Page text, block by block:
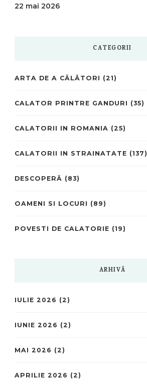
22 mai 2026
CATEGORII
ARTA DE A CĂLĂTORI (21)
CALATOR PRINTRE GANDURI (35)
CALATORII IN ROMANIA (25)
CALATORII IN STRAINATATE (137)
DESCOPERĂ (83)
OAMENI SI LOCURI (89)
POVESTI DE CALATORIE (19)
ARHIVĂ
IULIE 2026 (2)
IUNIE 2026 (2)
MAI 2026 (2)
APRILIE 2026 (2)